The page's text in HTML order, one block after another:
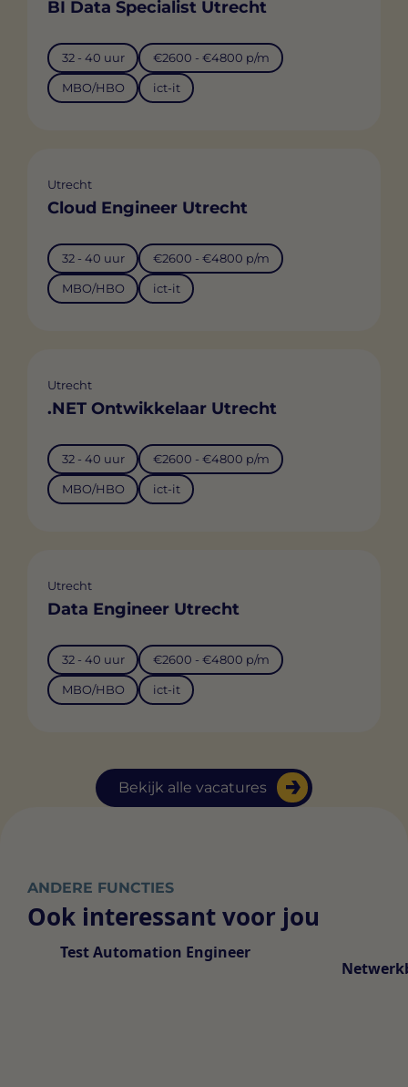
Bekijk alle vacatures
BI Data Specialist Utrecht
32 - 40 uur €2600 - €4800 p/m
MBO/HBO ict-it
Utrecht
Cloud Engineer Utrecht
32 - 40 uur €2600 - €4800 p/m
MBO/HBO ict-it
Utrecht
.NET Ontwikkelaar Utrecht
32 - 40 uur €2600 - €4800 p/m
MBO/HBO ict-it
Utrecht
Data Engineer Utrecht
32 - 40 uur €2600 - €4800 p/m
MBO/HBO ict-it
ANDERE FUNCTIES
Ook interessant voor jou
Test Automation Engineer